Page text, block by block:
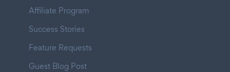
Affiliate Program
Success Stories
Feature Requests
Guest Blog Post